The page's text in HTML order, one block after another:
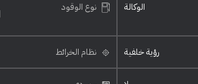
الوكالة نوع الوقود
رؤية خلفية نظام الخرائط